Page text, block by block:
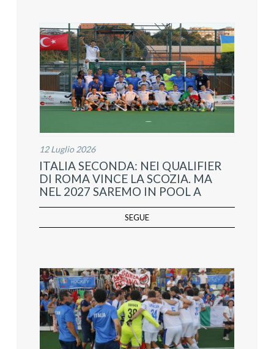
12 Luglio 2026
ITALIA SECONDA: NEI QUALIFIER
DI ROMA VINCE LA SCOZIA. MA
NEL 2027 SAREMO IN POOL A
SEGUE